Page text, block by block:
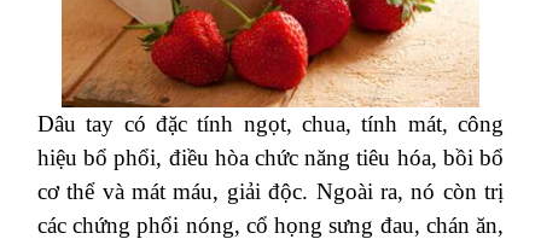
Dâu tay có đặc tính ngọt, chua, tính mát, công
hiệu bổ phổi, điều hòa chức năng tiêu hóa, bồi bổ
cơ thể và mát máu, giải độc. Ngoài ra, nó còn trị
các chứng phổi nóng, cổ họng sưng đau, chán ăn,